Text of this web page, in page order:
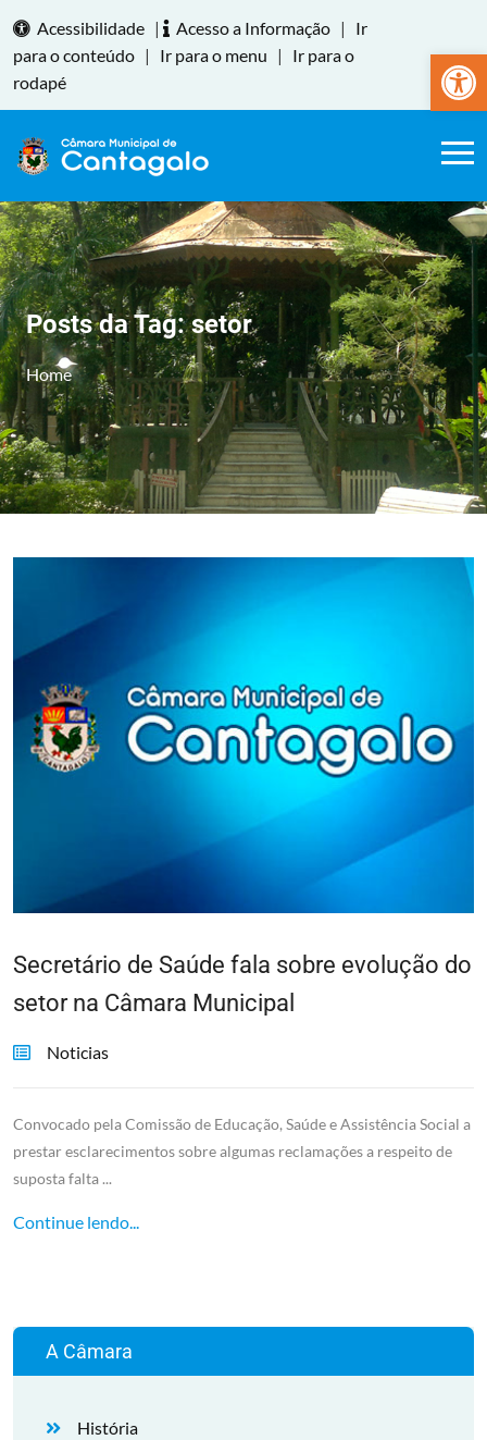
Abrir
Acessibilidade | Acesso a Informação |
Ir
para o conteúdo | Ir para o menu |
Ir para o
rodapé
Posts da Tag:setor
Home
Secretário de Saúde fala sobre evolução do
setor na Câmara Municipal
Noticias
Convocado pela Comissão de Educação, Saúde e Assistência Social a
prestar esclarecimentos sobre algumas reclamações a respeito de
suposta falta ...
Continue lendo...
A Câmara
História